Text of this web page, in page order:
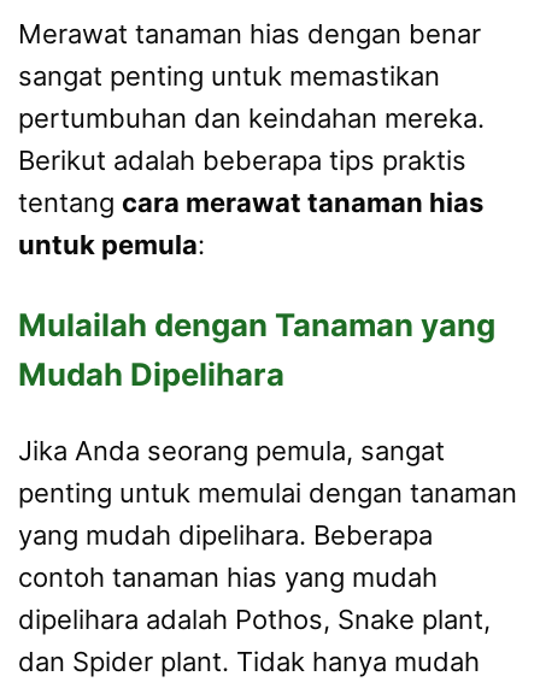
Merawat tanaman hias dengan benar
sangat penting untuk memastikan
pertumbuhan dan keindahan mereka.
Berikut adalah beberapa tips praktis
tentang cara merawat tanaman hias
untuk pemula:
Mulailah dengan Tanaman yang
Mudah Dipelihara
Jika Anda seorang pemula, sangat
penting untuk memulai dengan tanaman
yang mudah dipelihara. Beberapa
contoh tanaman hias yang mudah
dipelihara adalah Pothos, Snake plant,
dan Spider plant. Tidak hanya mudah